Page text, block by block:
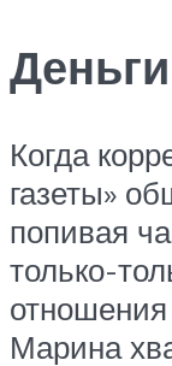
Когда
газеты»
попивая
только-
Марина